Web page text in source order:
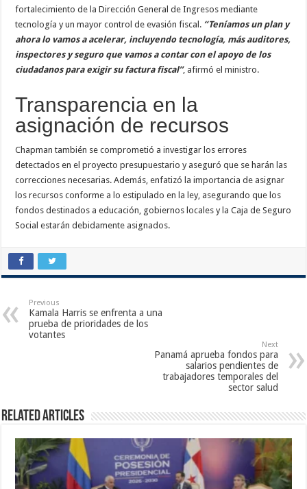
fortalecimiento de la Dirección General de Ingresos mediante
tecnología y un mayor control de evasión fiscal. “Teníamos un plan y
ahora lo vamos a acelerar, incluyendo tecnología, más auditores,
inspectores y seguro que vamos a contar con el apoyo de los
ciudadanos para exigir su factura fiscal”, afirmó el ministro.
Transparencia en la
asignación de recursos
Chapman también se comprometió a investigar los errores
detectados en el proyecto presupuestario y aseguró que se harán las
correcciones necesarias. Además, enfatizó la importancia de asignar
los recursos conforme a lo estipulado en la ley, asegurando que los
fondos destinados a educación, gobiernos locales y la Caja de Seguro
Social estarán debidamente asignados.
Previous
Kamala Harris se enfrenta a una
prueba de prioridades de los
votantes
Next
Panamá aprueba fondos para
salarios pendientes de
trabajadores temporales del
sector salud
Related Articles